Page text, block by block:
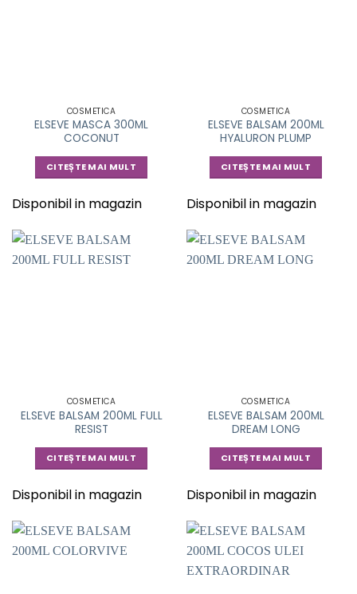
COSMETICA
ELSEVE MASCA 300ML
COCONUT
CITEȘTE MAI MULT
Disponibil in magazin
COSMETICA
ELSEVE BALSAM 200ML
HYALURON PLUMP
CITEȘTE MAI MULT
Disponibil in magazin
COSMETICA
ELSEVE BALSAM 200ML FULL
RESIST
CITEȘTE MAI MULT
Disponibil in magazin
COSMETICA
ELSEVE BALSAM 200ML
DREAM LONG
CITEȘTE MAI MULT
Disponibil in magazin